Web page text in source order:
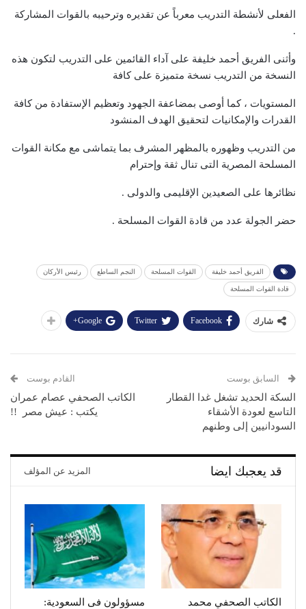
الفعلى لأنشطة التدريب معرباً عن تقديره وترحيبه بالقوات المشاركة
.
وأثنى الفريق أحمد خليفة على آداء القائمين على التدريب لتكون هذه
النسخة من التدريب نسخة متميزة على كافة
المستويات ، كما أوصى بمضاعفة الجهود وتعظيم الإستفادة من كافة
القدرات والإمكانيات لتحقيق الهدف المنشود
من التدريب وظهوره بالمظهر المشرف بما يتماشى مع مكانة القوات
المسلحة المصرية التى تنال ثقة وإحترام
نظائرها على الصعيدين الإقليمى والدولى .
حضر الجولة عدد من قادة القوات المسلحة .
الفريق أحمد خليفة القوات المسلحة النجم الساطع رئيس الأركان
قادة القوات المسلحة
شارك Facebook
Twitter
Google+
السابق بوست
السكة الحديد تشغل غدا القطار
التاسع لعودة الأشقاء
السودانيين إلى وطنهم
القادم بوست
الكاتب الصحفي عصام عمران
يكتب : عيش مصر !!
قد يعجبك ايضا المزيد عن المؤلف
الكاتب الصحفي محمد
مسؤولون فى السعودية: